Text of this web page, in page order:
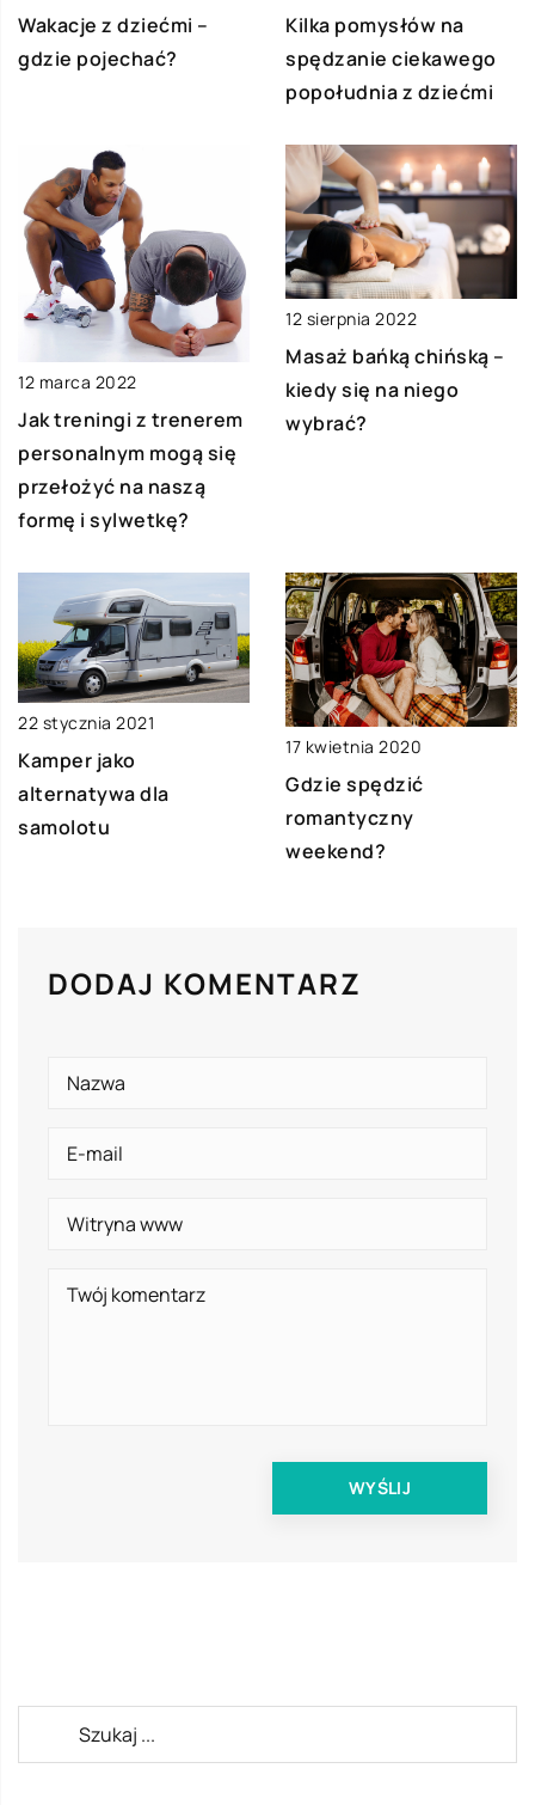
Wakacje z dziećmi –
gdzie pojechać?
Kilka pomysłów na
spędzanie ciekawego
popołudnia z dziećmi
12 marca 2022
Jak treningi z trenerem
personalnym mogą się
przełożyć na naszą
formę i sylwetkę?
12 sierpnia 2022
Masaż bańką chińską –
kiedy się na niego
wybrać?
22 stycznia 2021
Kamper jako
alternatywa dla
samolotu
17 kwietnia 2020
Gdzie spędzić
romantyczny
weekend?
DODAJ KOMENTARZ